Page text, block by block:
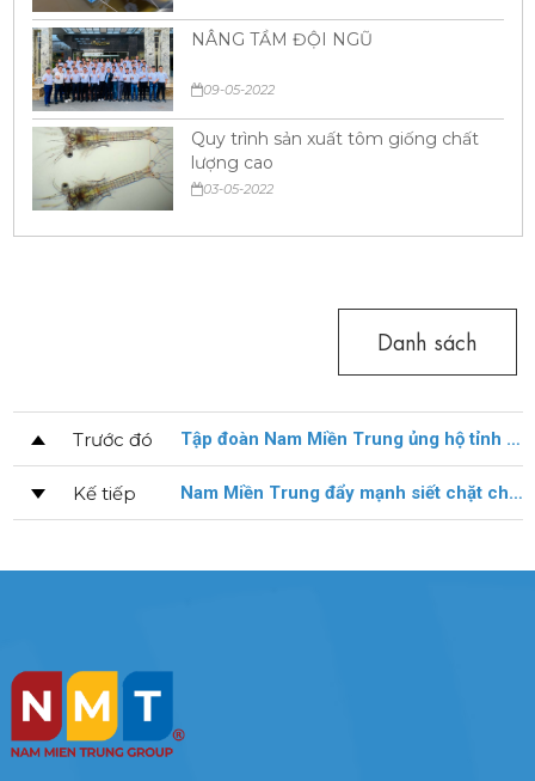
NÂNG TẦM ĐỘI NGŨ
09-05-2022
Quy trình sản xuất tôm giống chất
lượng cao
03-05-2022
Danh sách
Trước đó Tập đoàn Nam Miền Trung ủng hộ tỉnh Lâm Đồng 3 tỷ đồng phòng chống dịch
Kế tiếp Nam Miền Trung đẩy mạnh siết chặt chất lượng tôm giống đầu ra